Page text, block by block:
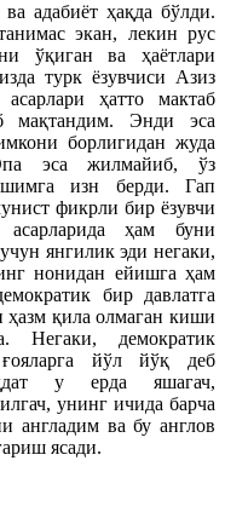
адабиёт ҳақда бўлди.
экан, лекин рус
ўқиган ва ҳаётлари
турк ёзувчиси Азиз
ҳатто мактаб
мақтандим. Энди эса
борлигидан жуда
эса жилмайиб, ўз
изн берди. Гап
фикрли бир ёзувчи
ҳам буни
янгилик эди негаки,
нонидан ейишга ҳам
бир давлатга
ҳазм қила олмаган киши
Негаки, демократик
йўл йўқ деб
у ерда яшагач,
унинг ичида барча
англадим ва бу англов
ясади.